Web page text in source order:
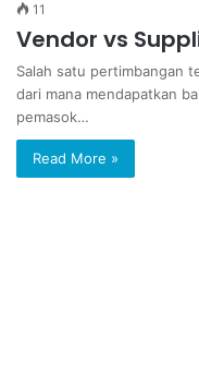
11
Vendor vs
Salah satu pertimbangan
dari mana mendapatkan
pemasok…
Read More »